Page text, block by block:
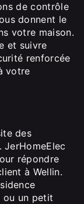
de contrôle
donnent le
votre maison.
et suivre
renforcée
votre
des
JerHomeElec
répondre
à Wellin.
ou un petit